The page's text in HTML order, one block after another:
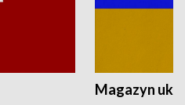
Magazyn